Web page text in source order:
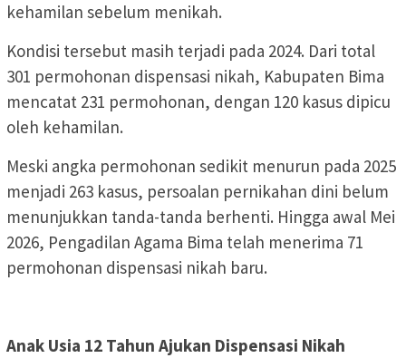
kehamilan sebelum menikah.
Kondisi tersebut masih terjadi pada 2024. Dari total
301 permohonan dispensasi nikah, Kabupaten Bima
mencatat 231 permohonan, dengan 120 kasus dipicu
oleh kehamilan.
Meski angka permohonan sedikit menurun pada 2025
menjadi 263 kasus, persoalan pernikahan dini belum
menunjukkan tanda-tanda berhenti. Hingga awal Mei
2026, Pengadilan Agama Bima telah menerima 71
permohonan dispensasi nikah baru.
Anak Usia 12 Tahun Ajukan Dispensasi Nikah